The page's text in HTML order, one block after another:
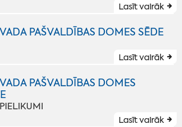
Lasīt vairāk
PAŠVALDĪBAS DOMES SĒDE
Lasīt vairāk
PAŠVALDĪBAS DOMES
Lasīt vairāk